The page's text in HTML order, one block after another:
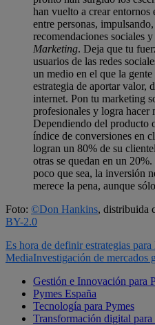
han vuelto a crear entornos
entre personas,
recomendaciones sociales y
Marketing. Deja que tu
usuarios de las redes
un medio en el que la
estrategia de aportar valor,
internet. Pon tu marketing
profesionales y logra hacer
Dependiendo del producto
índice de conversiones en
logran un 80% de su
otras se quedan en un
poco que sea, la inversión
merece la pena, aunque
Foto: ©Don Hankins, distribuida
BY-2.0
Es hora de definir estrategias
MediaInvestigación de mercados
Gestión e Innovación para
Pymes España
Tecnología para Pymes
Transformación digital para